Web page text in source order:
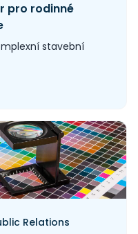
pro rodinné
stavební
Relations